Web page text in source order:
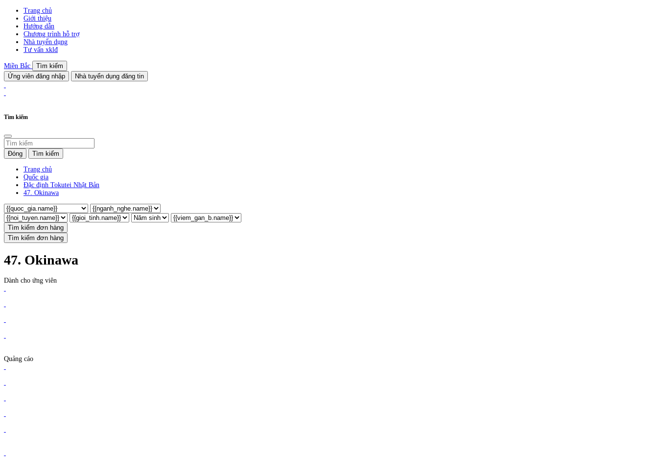
Trang chủ
Giới thiệu
Hướng dẫn
Chương trình hỗ trợ
Nhà tuyển dụng
Tư vấn xklđ
Miền Bắc
Tìm kiếm
Ứng viên đăng nhập
Nhà tuyển dụng đăng tin
Tìm kiếm
Đóng Tìm kiếm
Trang chủ
Quốc gia
Đặc định Tokutei Nhật Bản
47. Okinawa
Tìm kiếm đơn hàng
Tìm kiếm đơn hàng
47. Okinawa
Dành cho ứng viên
Quảng cáo